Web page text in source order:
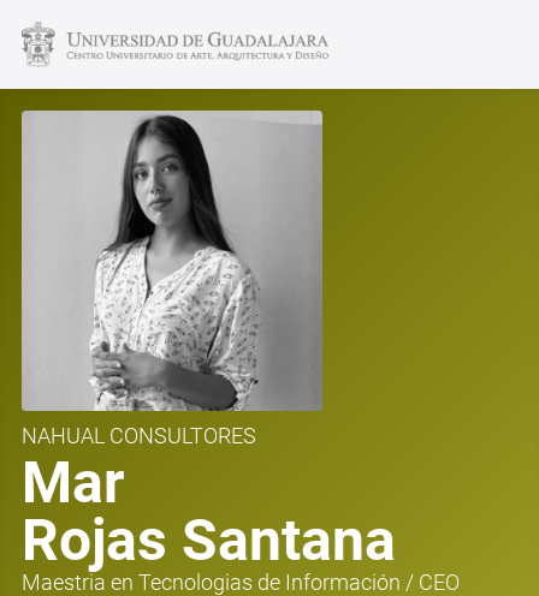
NAHUAL CONSULTORES
Mar
Rojas Santana
Maestria en Tecnologias de Información / CEO